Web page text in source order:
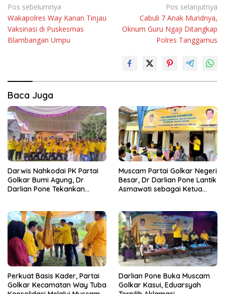
Navigasi
pos
Pos sebelumnya
Wakapolres Way Kanan Tinjau
Vaksinasi di Puskesmas
Blambangan Umpu
Pos selanjutnya
Cabuli 7 Anak Muridnya,
Oknum Guru Ngaji Ditangkap
Polres Tanggamus
Baca Juga
Darwis Nahkodai PK Partai
Golkar Bumi Agung, Dr
Darlian Pone Tekankan
Muscam Partai Golkar Negeri
Besar, Dr Darlian Pone Lantik
Asmawati sebagai Ketua
Perkuat Basis Kader, Partai
Golkar Kecamatan Way Tuba
Darlian Pone Buka Muscam
Golkar Kasui, Eduarsyah